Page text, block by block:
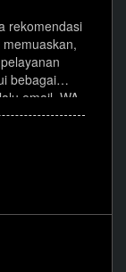
rekomendasi
bebagai
email, WA,
mudah